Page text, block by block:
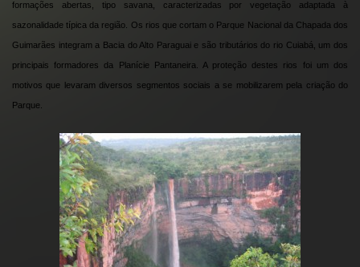
formações abertas, tipo savana, caracterizadas por vegetação adaptada à
sazonalidade típica da região. Os rios que cortam o Parque Nacional da Chapada dos
Guimarães integram a Bacia do Alto Paraguai e são tributários do rio Cuiabá, um dos
principais formadores da Planície Pantaneira. A proteção destes rios foi um dos
motivos que levaram diversos segmentos sociais a se mobilizarem pela criação do
Parque.